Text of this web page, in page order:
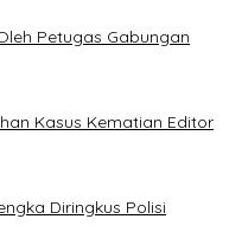
Petugas Gabungan
Kasus Kematian Editor
Diringkus Polisi